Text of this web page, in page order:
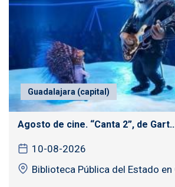
Guadalajara (capital)
Agosto de cine. “Canta 2”, de
10-08-2026
Biblioteca Pública del Estado en